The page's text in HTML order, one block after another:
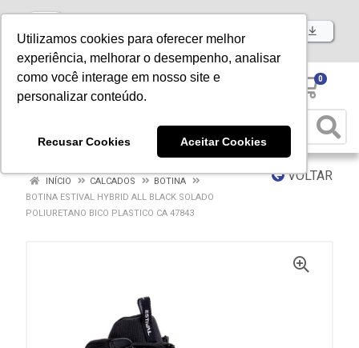
Utilizamos cookies para oferecer melhor
experiência, melhorar o desempenho, analisar
como você interage em nosso site e
personalizar conteúdo.
Recusar Cookies Aceitar Cookies
Baixe já nosso APP
0
VOLTAR
INÍCIO CALCADOS
BOTINA
BOTINA ESTIVAL HYBRID ALL BLACK SOLADO
POLIURETANO BICO PLASTICO CA 47843